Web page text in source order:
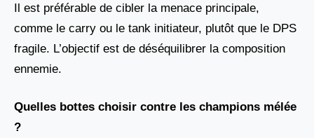
Il est préférable de cibler la menace principale,
comme le carry ou le tank initiateur, plutôt que le DPS
fragile. L’objectif est de déséquilibrer la composition
ennemie.
Quelles bottes choisir contre les champions mélée
?